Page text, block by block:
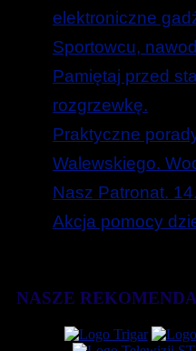
elektroniczne
Sportowcu,
Pamiętaj przed
rozgrzewkę.
Praktyczne
Walewskiego.
Nasz Patronat.
Akcja pomocy
NASZE